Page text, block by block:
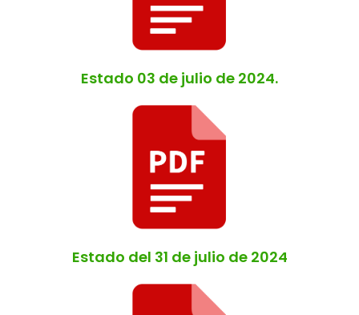
Estado 03 de julio de 2024.
Estado del 31 de julio de 2024